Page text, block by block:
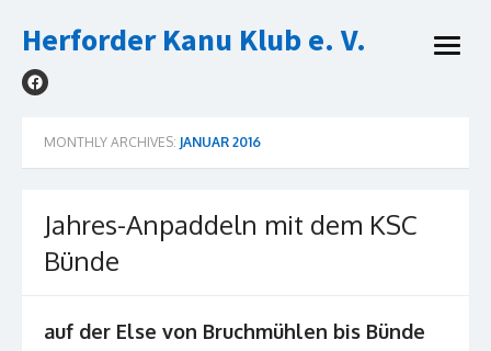
to
Herforder Kanu Klub e. V.
open
MONTHLY ARCHIVES: JANUAR 2016
Jahres-Anpaddeln mit dem KSC
Bünde
auf der Else von Bruchmühlen bis Bünde